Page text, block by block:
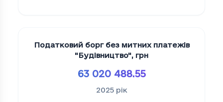
Податковий борг без митних платежів
"Будiвництво", грн
63 020 488.55
2025 рік